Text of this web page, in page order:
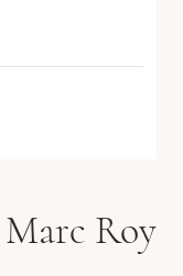
Marc Roy